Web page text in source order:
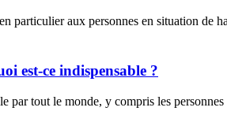
particulier aux personnes en situation
est-ce indispensable ?
par tout le monde, y compris les